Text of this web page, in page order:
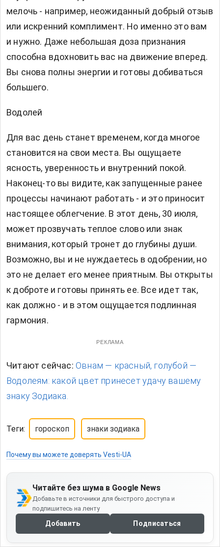
мелочь - например, неожиданный добрый отзыв
или искренний комплимент. Но именно это вам
и нужно. Даже небольшая доза признания
способна вдохновить вас на движение вперед.
Вы снова полны энергии и готовы добиваться
большего.
Водолей
Для вас день станет временем, когда многое
становится на свои места. Вы ощущаете
ясность, уверенность и внутренний покой.
Наконец-то вы видите, как запущенные ранее
процессы начинают работать - и это приносит
настоящее облегчение. В этот день, 30 июля,
может прозвучать теплое слово или знак
внимания, который тронет до глубины души.
Возможно, вы и не нуждаетесь в одобрении, но
это не делает его менее приятным. Вы открыты
к доброте и готовы принять ее. Все идет так,
как должно - и в этом ощущается подлинная
гармония.
РЕКЛАМА
Читают сейчас: Овнам — красный, голубой —
Водолеям: какой цвет принесет удачу вашему
знаку Зодиака.
Теги: гороскоп знаки зодиака
Почему вы можете доверять Vesti-UA
Читайте без шума в Google News
Добавьте в источники для быстрого доступа и
подпишитесь на ленту
Добавить Подписаться